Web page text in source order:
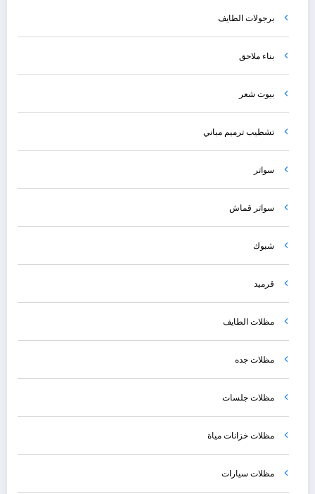
برجولات الطايف
بناء ملاحق
بيوت شعر
تشطيب ترميم مباني
سواتر
سواتر قماش
شبوك
قرميد
مظلات الطايف
مظلات جده
مظلات جلسات
مظلات خزانات مياة
مظلات سيارات